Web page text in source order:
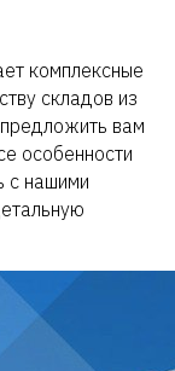
комплексные
складов из
вам
особенности
с нашими